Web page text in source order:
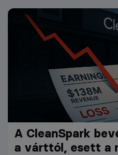
A CleanSpark
a várttól, esett a